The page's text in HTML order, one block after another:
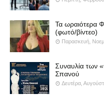
Τα ωραιότερα
(φωτό/βίντεο)
Παρασκευή,
Συναυλία των
Σπανού
Δευτέρα,